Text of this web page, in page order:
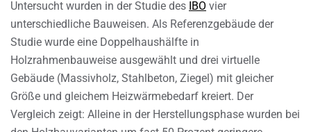
Untersucht wurden in der Studie des IBO vier
unterschiedliche Bauweisen. Als Referenzgebäude der
Studie wurde eine Doppelhaushälfte in
Holzrahmenbauweise ausgewählt und drei virtuelle
Gebäude (Massivholz, Stahlbeton, Ziegel) mit gleicher
Größe und gleichem Heizwärmebedarf kreiert. Der
Vergleich zeigt: Alleine in der Herstellungsphase wurden bei